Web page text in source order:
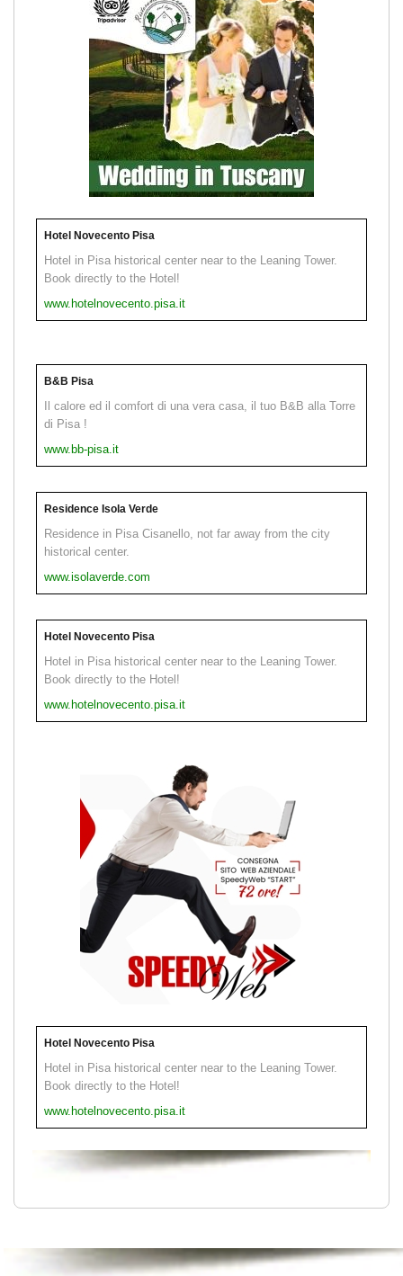
Hotel Novecento Pisa
Hotel in Pisa historical center near to the Leaning Tower.
Book directly to the Hotel!
www.hotelnovecento.pisa.it
B&B Pisa
Il calore ed il comfort di una vera casa, il tuo B&B alla Torre
di Pisa !
www.bb-pisa.it
Residence Isola Verde
Residence in Pisa Cisanello, not far away from the city
historical center.
www.isolaverde.com
Hotel Novecento Pisa
Hotel in Pisa historical center near to the Leaning Tower.
Book directly to the Hotel!
www.hotelnovecento.pisa.it
Hotel Novecento Pisa
Hotel in Pisa historical center near to the Leaning Tower.
Book directly to the Hotel!
www.hotelnovecento.pisa.it